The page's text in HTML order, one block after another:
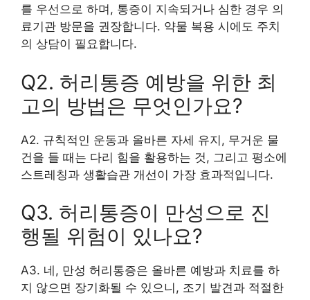
를 우선으로 하며, 통증이 지속되거나 심한 경우 의
료기관 방문을 권장합니다. 약물 복용 시에도 주치
의 상담이 필요합니다.
Q2. 허리통증 예방을 위한 최
고의 방법은 무엇인가요?
A2. 규칙적인 운동과 올바른 자세 유지, 무거운 물
건을 들 때는 다리 힘을 활용하는 것, 그리고 평소에
스트레칭과 생활습관 개선이 가장 효과적입니다.
Q3. 허리통증이 만성으로 진
행될 위험이 있나요?
A3. 네, 만성 허리통증은 올바른 예방과 치료를 하
지 않으면 장기화될 수 있으니, 조기 발견과 적절한